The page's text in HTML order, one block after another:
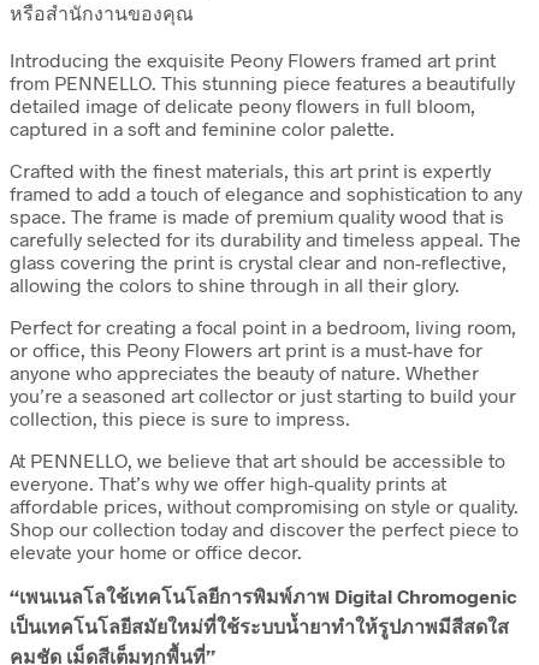
หรือสำนักงานของคุณ
Introducing the exquisite Peony Flowers framed art print
from PENNELLO. This stunning piece features a beautifully
detailed image of delicate peony flowers in full bloom,
captured in a soft and feminine color palette.
Crafted with the finest materials, this art print is expertly
framed to add a touch of elegance and sophistication to any
space. The frame is made of premium quality wood that is
carefully selected for its durability and timeless appeal. The
glass covering the print is crystal clear and non-reflective,
allowing the colors to shine through in all their glory.
Perfect for creating a focal point in a bedroom, living room,
or office, this Peony Flowers art print is a must-have for
anyone who appreciates the beauty of nature. Whether
you’re a seasoned art collector or just starting to build your
collection, this piece is sure to impress.
At PENNELLO, we believe that art should be accessible to
everyone. That’s why we offer high-quality prints at
affordable prices, without compromising on style or quality.
Shop our collection today and discover the perfect piece to
elevate your home or office decor.
“เพนเนลโลใช้เทคโนโลยีการพิมพ์ภาพ Digital Chromogenic
เป็นเทคโนโลยีสมัยใหม่ที่ใช้ระบบน้ำยาทำให้รูปภาพมีสีสดใส
คมชัด เม็ดสีเต็มทุกพื้นที่”